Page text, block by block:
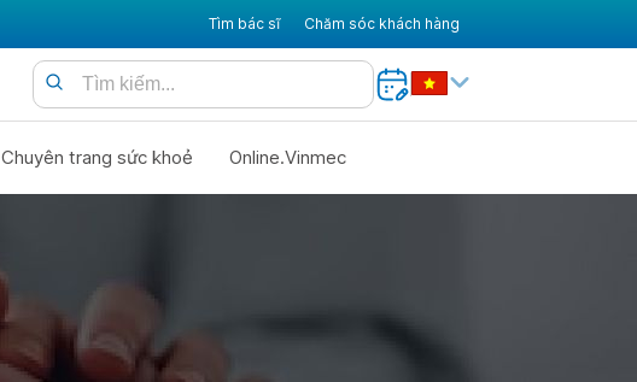
Tìm bác sĩ Chăm sóc khách hàng
Chuyên trang sức khoẻ Online.Vinmec